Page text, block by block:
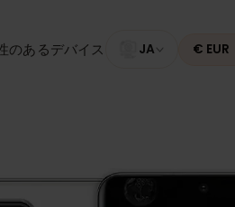
互換性のあるデバイス JA